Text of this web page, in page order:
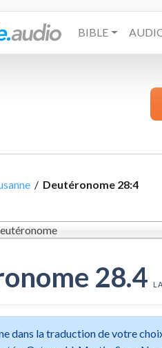
BIBLE
/ Deutéronome 28:4
28.4
dans la traduction de votre